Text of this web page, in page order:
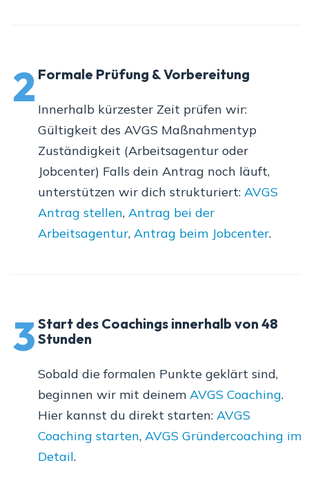
2 Formale Prüfung & Vorbereitung
Innerhalb kürzester Zeit prüfen wir:
Gültigkeit des AVGS Maßnahmentyp
Zuständigkeit (Arbeitsagentur oder
Jobcenter) Falls dein Antrag noch läuft,
unterstützen wir dich strukturiert: AVGS
Antrag stellen, Antrag bei der
Arbeitsagentur, Antrag beim Jobcenter.
3 Start des Coachings innerhalb von 48
Stunden
Sobald die formalen Punkte geklärt sind,
beginnen wir mit deinem AVGS Coaching.
Hier kannst du direkt starten: AVGS
Coaching starten, AVGS Gründercoaching im
Detail.